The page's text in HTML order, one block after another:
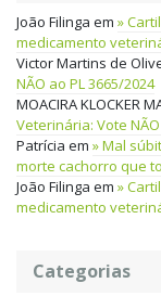
João Filinga em
medicamento
Victor Martins de
NÃO ao PL 3665/2024
MOACIRA KLOCKER
Veterinária: Vote
Patrícia em
Mal
morte cachorro que
João Filinga em
medicamento
Categorias